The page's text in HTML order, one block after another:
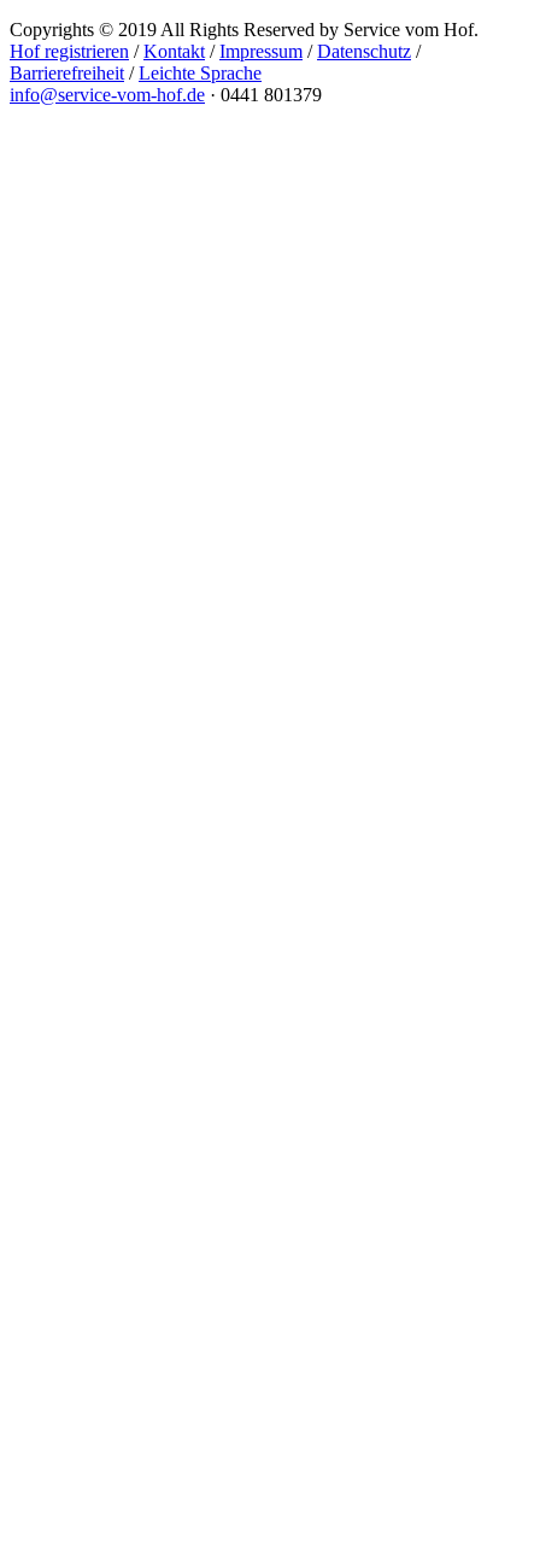
Copyrights © 2019 All Rights Reserved by Service vom Hof.
Hof registrieren /Kontakt /Impressum /Datenschutz /
Barrierefreiheit /Leichte Sprache
info@service-vom-hof.de · 0441 801379